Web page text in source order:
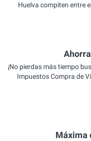
Huelva compiten entre
¡No pierdas más tiempo
Impuestos Compra de
Máxima